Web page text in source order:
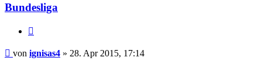
Bundesliga
Beitrag
von ignisas4 » 28. Apr 2015, 17:14